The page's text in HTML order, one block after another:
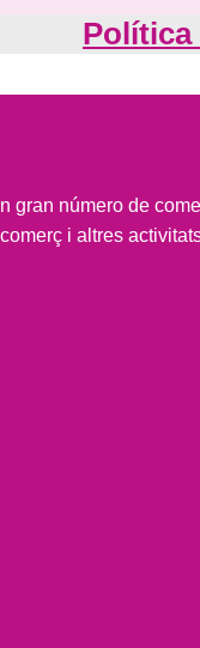
Política
gran número de
i altres